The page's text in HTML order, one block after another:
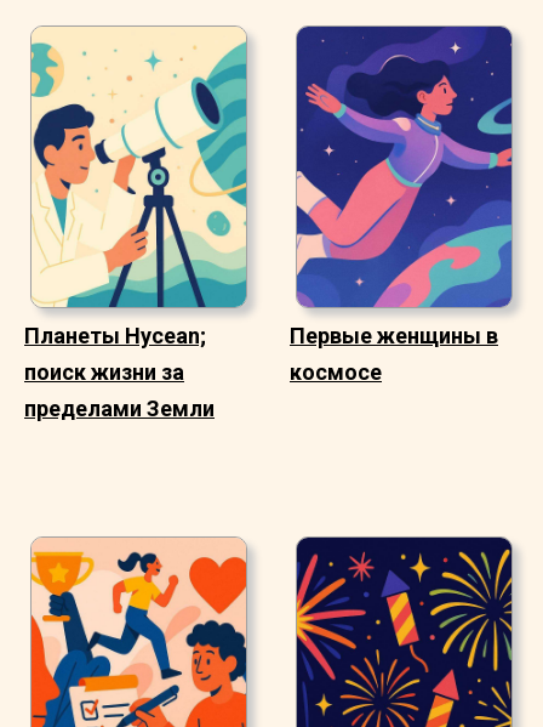
Планеты Hycean;
поиск жизни за
пределами Земли
Первые женщины в
космосе